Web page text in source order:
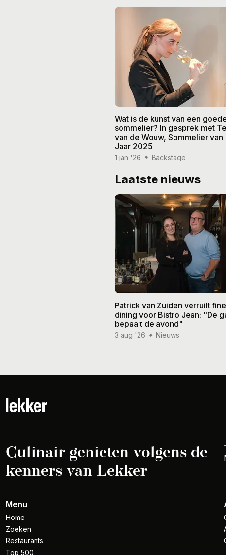
Wat is de kunst van een goede
sommelier? In gesprek met
van de Wouw, Sommelier van
Jaar 2025
1 jan '26 Backstage
Laatste nieuws
Patrick van Zuiden verruilt fine
dining voor Bistro Jean: "De
bepaalt de avond"
3 aug '26 Nieuws
Culinair genieten volgens de
kenners van Lekker
Menu
Home
Zoeken
Restaurants
Top 500